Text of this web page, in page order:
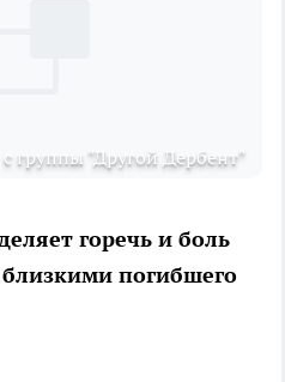
с группы "Другой Дербент"
горечь и боль
погибшего